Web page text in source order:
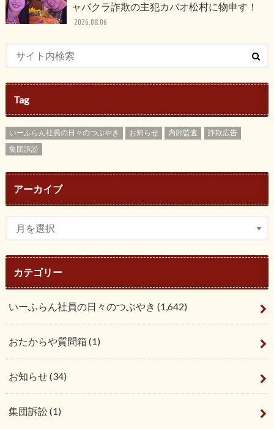
ャバクラ詐欺の主犯カバオ松村に物申す！
2026.08.06
Tag
いーふらん社員の日々のつぶやき お知らせ 内部監査
詐欺広告
集団訴訟
アーカイブ
カテゴリー
いーふらん社員の日々のつぶやき (1,642)
おたからや質問箱 (1)
お知らせ(34)
集団訴訟(1)